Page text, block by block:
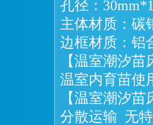
孔径：
主体材质：碳
边框材质：铝
【温室潮汐
温室内育苗使
【温室潮汐
分散运输 无